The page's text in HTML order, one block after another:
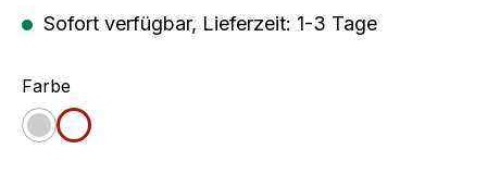
Sofort verfügbar, Lieferzeit: 1-3 Tage
Farbeauswählen
granitweiß